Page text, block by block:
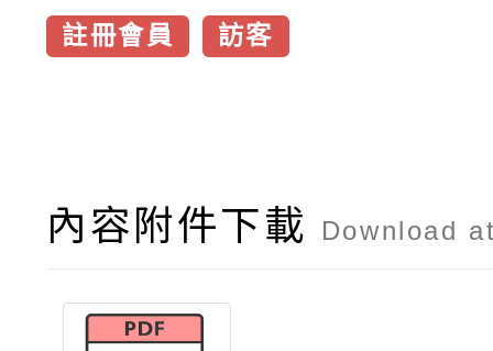
註冊會員 訪客
內容附件下載 Download